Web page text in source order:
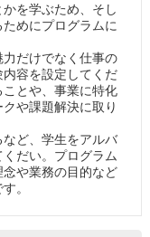
を学ぶため、そし
めにプログラムに
だけでなく仕事の
容を設定してくだ
とや、事業に特化
や課題解決に取り
ど、学生をアルバ
だい。プログラム
や業務の目的など
。